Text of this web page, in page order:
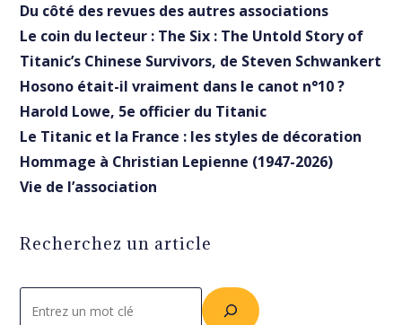
Du côté des revues des autres associations
Le coin du lecteur : The Six : The Untold Story of
Titanic’s Chinese Survivors, de Steven Schwankert
Hosono était-il vraiment dans le canot n°10 ?
Harold Lowe, 5e officier du Titanic
Le Titanic et la France : les styles de décoration
Hommage à Christian Lepienne (1947-2026)
Vie de l’association
Recherchez un article